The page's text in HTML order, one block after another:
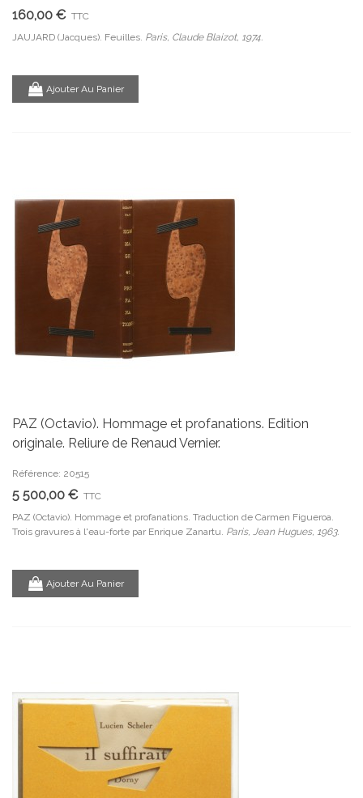
160,00 € TTC
JAUJARD (Jacques). Feuilles. Paris, Claude Blaizot, 1974.
Ajouter Au Panier
PAZ (Octavio). Hommage et profanations. Edition
originale. Reliure de Renaud Vernier.
Référence: 20515
5 500,00 € TTC
PAZ (Octavio). Hommage et profanations. Traduction de Carmen Figueroa.
Trois gravures à l'eau-forte par Enrique Zanartu. Paris, Jean Hugues, 1963.
Ajouter Au Panier